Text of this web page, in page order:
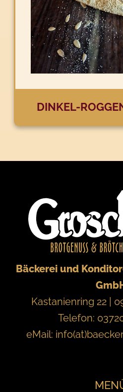
DINKEL-
Bäckerei und
Kastanienring 22 |
Telefon:
eMail: